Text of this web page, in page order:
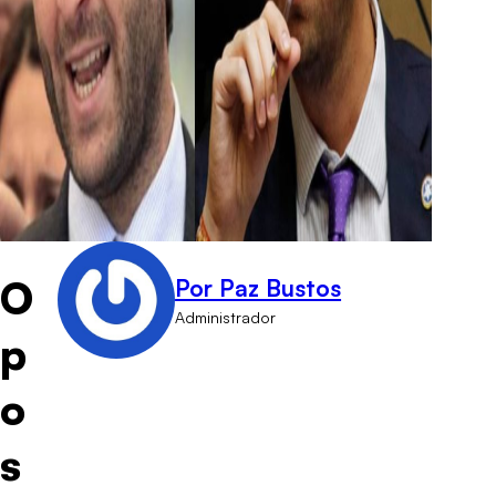
O
p
o
s
Por Paz Bustos
Administrador